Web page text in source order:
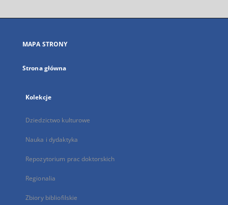
się
karcie
MAPA STRONY
Strona główna
Kolekcje
Dziedzictwo kulturowe
Nauka i dydaktyka
Repozytorium prac doktorskich
Regionalia
Zbiory bibliofilskie